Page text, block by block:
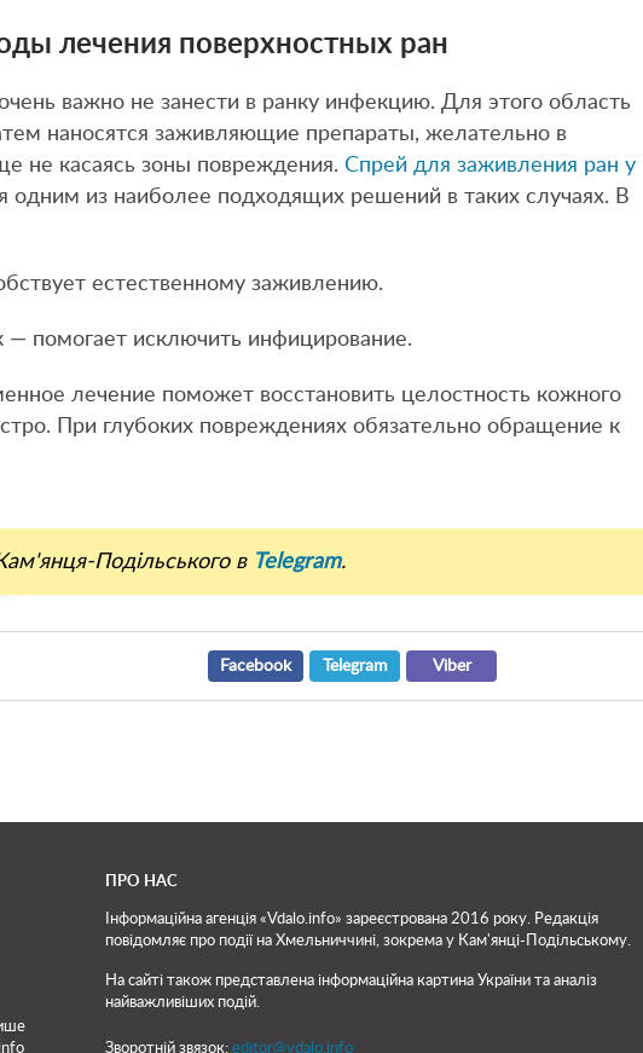
лечения поверхностных ран
важно не занести в ранку инфекцию. Для этого область
наносятся заживляющие препараты, желательно в
не касаясь зоны повреждения. Спрей для заживления ран у
одним из наиболее подходящих решений в таких случаях. В
естественному заживлению.
— помогает исключить инфицирование.
лечение поможет восстановить целостность кожного
При глубоких повреждениях обязательно обращение к
Подільського в Telegram.
Facebook Telegram Viber
ПРО НАС
Інформаційна агенція «Vdalo.info» зареєстрована 2016 року. Редакція
повідомляє про події на Хмельниччині, зокрема у Кам'янці-Подільському.
На сайті також представлена інформаційна картина України та аналіз
найважливіших подій.
Зворотній звязок: editor@vdalo.info